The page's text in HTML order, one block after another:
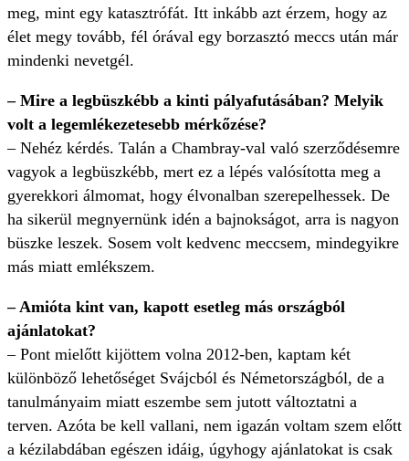
meg, mint egy katasztrófát. Itt inkább azt érzem, hogy az
élet megy tovább, fél órával egy borzasztó meccs után már
mindenki nevetgél.
– Mire a legbüszkébb a kinti pályafutásában? Melyik
volt a legemlékezetesebb mérkőzése?
– Nehéz kérdés. Talán a Chambray-val való szerződésemre
vagyok a legbüszkébb, mert ez a lépés valósította meg a
gyerekkori álmomat, hogy élvonalban szerepelhessek. De
ha sikerül megnyernünk idén a bajnokságot, arra is nagyon
büszke leszek. Sosem volt kedvenc meccsem, mindegyikre
más miatt emlékszem.
– Amióta kint van, kapott esetleg más országból
ajánlatokat?
– Pont mielőtt kijöttem volna 2012-ben, kaptam két
különböző lehetőséget Svájcból és Németországból, de a
tanulmányaim miatt eszembe sem jutott változtatni a
terven. Azóta be kell vallani, nem igazán voltam szem előtt
a kézilabdában egészen idáig, úgyhogy ajánlatokat is csak